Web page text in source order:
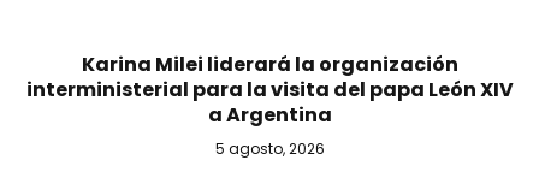
Karina Milei liderará la organización
interministerial para la visita del papa León XIV
a Argentina
5 agosto, 2026